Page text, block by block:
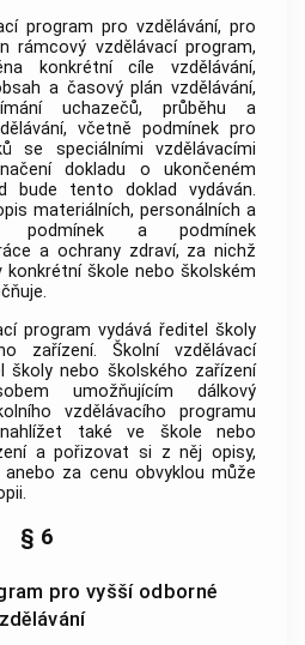
program pro vzdělávání, pro
rámcový vzdělávací program,
konkrétní cíle vzdělávání,
a časový plán vzdělávání,
uchazečů, průběhu a
včetně podmínek pro
se speciálními vzdělávacími
dokladu o ukončeném
bude tentodoklad
vydáván.
materiálních, personálních a
podmínek a podmínek
a ochrany zdraví, za nichž
konkrétní škole nebo školském
program vydává ředitel školy
zařízení. Školní vzdělávací
školy nebo školského zařízení
umožňujícím dálkový
vzdělávacího programu
také ve škole nebo
a pořizovat si z něj opisy,
anebo za cenu obvyklou může
§ 6
pro vyšší odborné